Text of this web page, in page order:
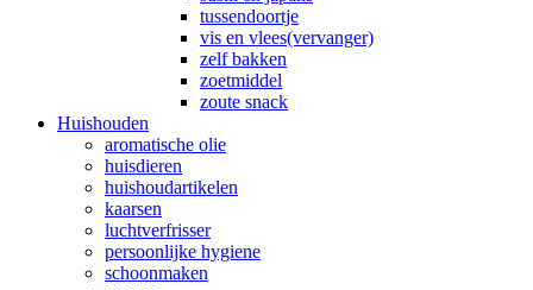
tussendoortje
vis en vlees(vervanger)
zelf bakken
zoetmiddel
zoute snack
Huishouden
aromatische olie
huisdieren
huishoudartikelen
kaarsen
luchtverfrisser
persoonlijke hygiene
schoonmaken